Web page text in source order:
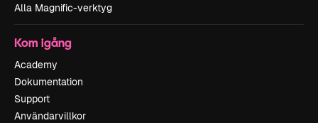
Alla Magnific-verktyg
Kom igång
Academy
Dokumentation
Support
Användarvillkor